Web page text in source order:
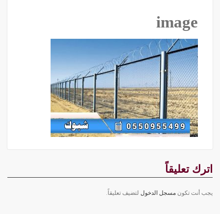
image
اترك تعليقاً
يجب أنت تكون مسجل الدخول لتضيف تعليقاً.